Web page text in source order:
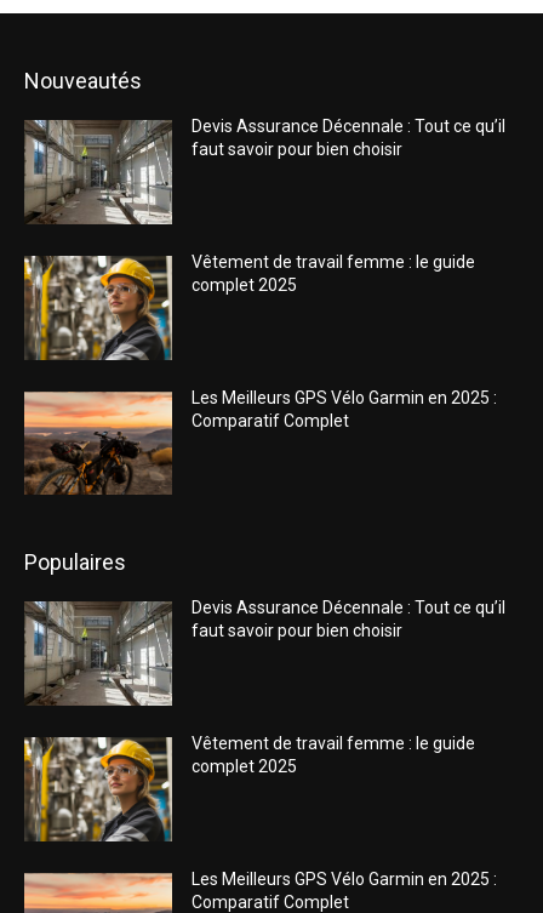
Nouveautés
Devis Assurance Décennale : Tout ce qu’il
faut savoir pour bien choisir
Vêtement de travail femme : le guide
complet 2025
Les Meilleurs GPS Vélo Garmin en 2025 :
Comparatif Complet
Populaires
Devis Assurance Décennale : Tout ce qu’il
faut savoir pour bien choisir
Vêtement de travail femme : le guide
complet 2025
Les Meilleurs GPS Vélo Garmin en 2025 :
Comparatif Complet